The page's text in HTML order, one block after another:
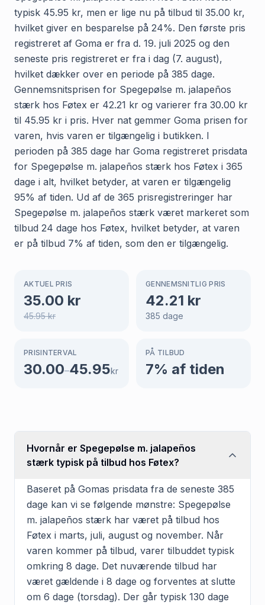
typisk 45.95 kr, men er lige nu på tilbud til 35.00 kr,
hvilket giver en besparelse på 24%. Den første pris
registreret af Goma er fra d. 19. juli 2025 og den
seneste pris registreret er fra i dag (7. august),
hvilket dækker over en periode på 385 dage.
Gennemsnitsprisen for Spegepølse m. jalapeños
stærk hos Føtex er 42.21 kr og varierer fra 30.00 kr
til 45.95 kr i pris. Hver nat gemmer Goma prisen for
varen, hvis varen er tilgængelig i butikken. I
perioden på 385 dage har Goma registreret prisdata
for Spegepølse m. jalapeños stærk hos Føtex i 365
dage i alt, hvilket betyder, at varen er tilgængelig
95% af tiden. Ud af de 365 prisregistreringer har
Spegepølse m. jalapeños stærk været markeret som
tilbud 24 dage hos Føtex, hvilket betyder, at varen
er på tilbud 7% af tiden, som den er tilgængelig.
AKTUEL PRIS
35.00 kr
45.95kr
GENNEMSNITLIG PRIS
42.21 kr
385 dage
PRISINTERVAL
30.00–45.95kr
PÅ TILBUD
7% af tiden
Hvornår er Spegepølse m. jalapeños
stærk typisk på tilbud hos Føtex?
Baseret på Gomas prisdata fra de seneste 385
dage kan vi se følgende mønstre: Spegepølse
m. jalapeños stærk har været på tilbud hos
Føtex i marts, juli, august og november. Når
varen kommer på tilbud, varer tilbuddet typisk
omkring 8 dage. Det nuværende tilbud har
været gældende i 8 dage og forventes at slutte
om 6 dage (torsdag). Der går typisk 130 dage